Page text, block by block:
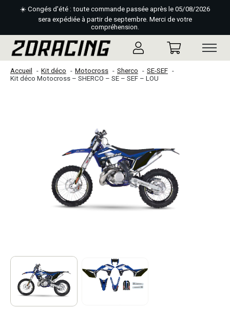
☀️ Congés d'été : toute commande passée après le 05/08/2026
sera expédiée à partir de septembre. Merci de votre
compréhension.
Accueil Kit déco Motocross Sherco
SE-SEF
Kit déco Motocross – SHERCO – SE – SEF – LOU